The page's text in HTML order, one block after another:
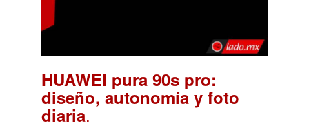
HUAWEI pura 90s pro:
diseño, autonomía y foto
diaria.